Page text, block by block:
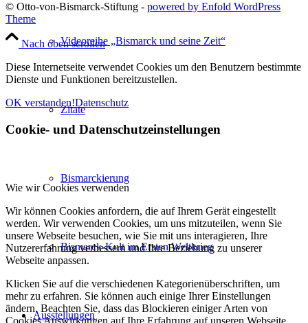
Videoreihe „Bismarck und seine Zeit“
Zitate
Bismarckierung
Bismarck-Kult im Ersten Weltkrieg
Ausstellungen
© Otto-von-Bismarck-Stiftung - powered by Enfold WordPress
Theme
Nach oben scrollen
Diese Internetseite verwendet Cookies um den Benutzern bestimmte
Dienste und Funktionen bereitzustellen.
OK verstanden!Datenschutz
Cookie- und Datenschutzeinstellungen
Wie wir Cookies verwenden
Wir können Cookies anfordern, die auf Ihrem Gerät eingestellt
werden. Wir verwenden Cookies, um uns mitzuteilen, wenn Sie
unsere Webseite besuchen, wie Sie mit uns interagieren, Ihre
Nutzererfahrung verbessern und Ihre Beziehung zu unserer
Webseite anpassen.
Klicken Sie auf die verschiedenen Kategorienüberschriften, um
mehr zu erfahren. Sie können auch einige Ihrer Einstellungen
ändern. Beachten Sie, dass das Blockieren einiger Arten von
Cookies Auswirkungen auf Ihre Erfahrung auf unseren Webseite